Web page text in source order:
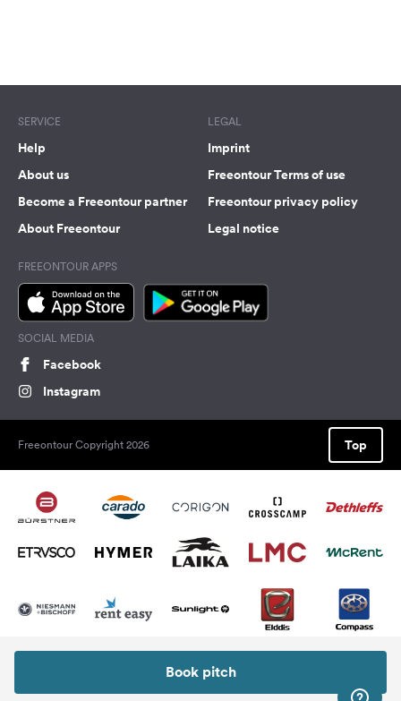
Book pitch
SERVICE
Help
About us
Become a Freeontour partner
About Freeontour
LEGAL
Imprint
Freeontour Terms of use
Freeontour privacy policy
Legal notice
FREEONTOUR APPS
SOCIAL MEDIA
Facebook
Instagram
Freeontour Copyright 2026 Top